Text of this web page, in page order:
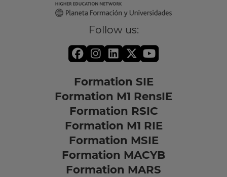
Follow us:
Formation SIE
Formation M1 RensIE
Formation RSIC
Formation M1 RIE
Formation MSIE
Formation MACYB
Formation MARS